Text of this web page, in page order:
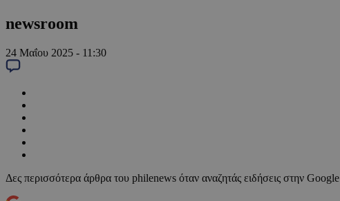
newsroom
24 Μαΐου 2025 - 11:30
Δες περισσότερα άρθρα του philenews όταν αναζητάς ειδήσεις στην Google